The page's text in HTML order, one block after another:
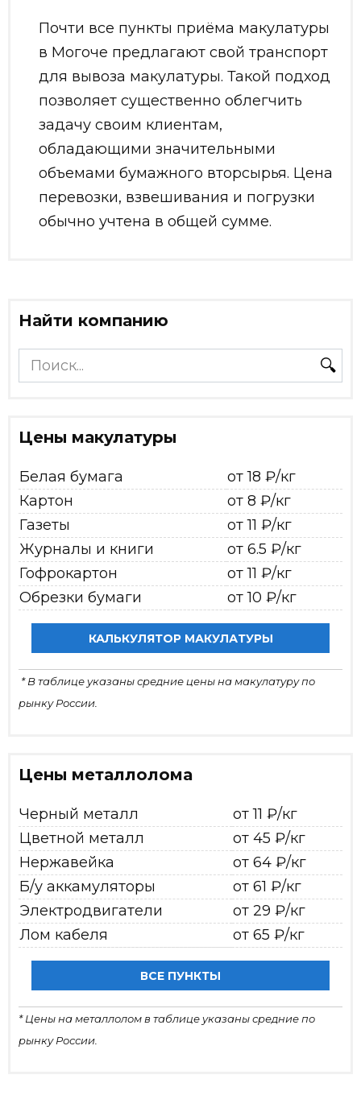
Почти все пункты приёма макулатуры
в Могоче предлагают свой транспорт
для вывоза макулатуры. Такой подход
позволяет существенно облегчить
задачу своим клиентам,
обладающими значительными
объемами бумажного вторсырья. Цена
перевозки, взвешивания и погрузки
обычно учтена в общей сумме.
Найти компанию
Search
for:
Цены макулатуры
Белая бумага
от 18 ₽/кг
Картон
от 8 ₽/кг
Газеты
от 11 ₽/кг
Журналы и книги
от 6.5 ₽/кг
Гофрокартон
от 11 ₽/кг
Обрезки бумаги
от 10 ₽/кг
КАЛЬКУЛЯТОР МАКУЛАТУРЫ
* В таблице указаны средние цены на макулатуру по
рынку России.
Цены металлолома
Черный металл
от 11 ₽/кг
Цветной металл
от 45 ₽/кг
Нержавейка
от 64 ₽/кг
Б/у аккамуляторы
от 61 ₽/кг
Электродвигатели
от 29 ₽/кг
Лом кабеля
от 65 ₽/кг
ВСЕ ПУНКТЫ
* Цены на металлолом в таблице указаны средние по
рынку России.